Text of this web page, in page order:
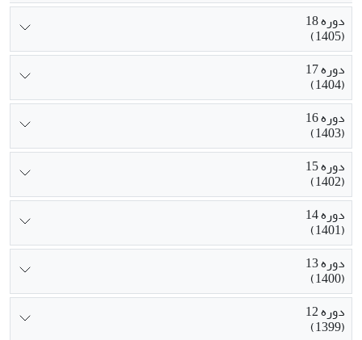
دوره 18
(1405)
دوره 17
(1404)
دوره 16
(1403)
دوره 15
(1402)
دوره 14
(1401)
دوره 13
(1400)
دوره 12
(1399)